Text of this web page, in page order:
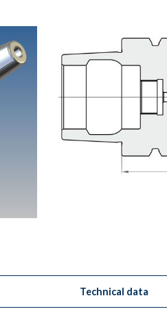
Technical data